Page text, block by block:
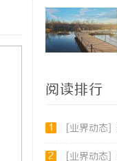
阅读排行
1 [业界动态]
2 [业界动态]